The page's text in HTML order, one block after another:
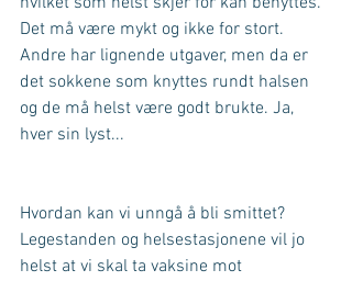
Det må være mykt og ikke for stort.
Andre har lignende utgaver, men da er
det sokkene som knyttes rundt halsen
og de må helst være godt brukte. Ja,
hver sin lyst...
Hvordan kan vi unngå å bli smittet?
Legestanden og helsestasjonene vil jo
helst at vi skal ta vaksine mot